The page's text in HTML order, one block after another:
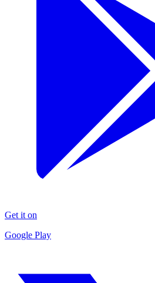
Get it on
Google Play